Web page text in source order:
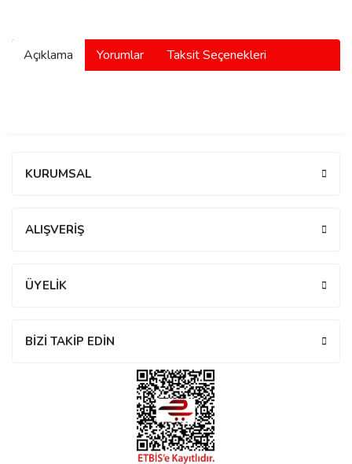
Açıklama Yorumlar Taksit Seçenekleri
KURUMSAL
ALIŞVERİŞ
ÜYELİK
BİZİ TAKİP EDİN